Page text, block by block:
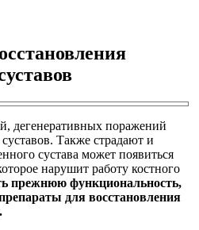
дегенеративных поражений
Также страдают и
сустава может появиться
нарушит работу костного
прежнюю функциональность,
для восстановления